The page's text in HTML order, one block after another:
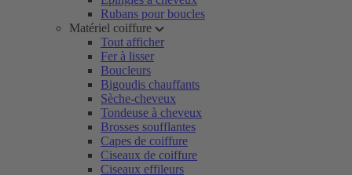
Rubans pour boucles
Matériel coiffure
Tout afficher
Fer à lisser
Boucleurs
Bigoudis chauffants
Sèche-cheveux
Tondeuse à cheveux
Brosses soufflantes
Capes de coiffure
Ciseaux de coiffure
Ciseaux effileurs